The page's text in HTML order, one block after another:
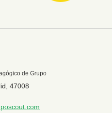
de Grupo
47008